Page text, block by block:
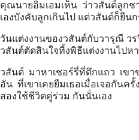
คุณนายอิ่มเอมเห็น ว่าวสันต์ลูกช
เองบังคับลูกเกินไป แต่วสันต์ก็ยืน
วันแต่งงานของวสันต์กับวารุณี ว
วสันต์ตัดสินใจทิ้งพิธีแต่งงานไปห
วสันต์ มาหาเชอร์รี่ที่ตึกแถว เขา
อัน ที่เขาเคยยืมเธอเมื่อเจอกันค
สองใช้ชีวิตคู่ร่วม กันนั่นเอง